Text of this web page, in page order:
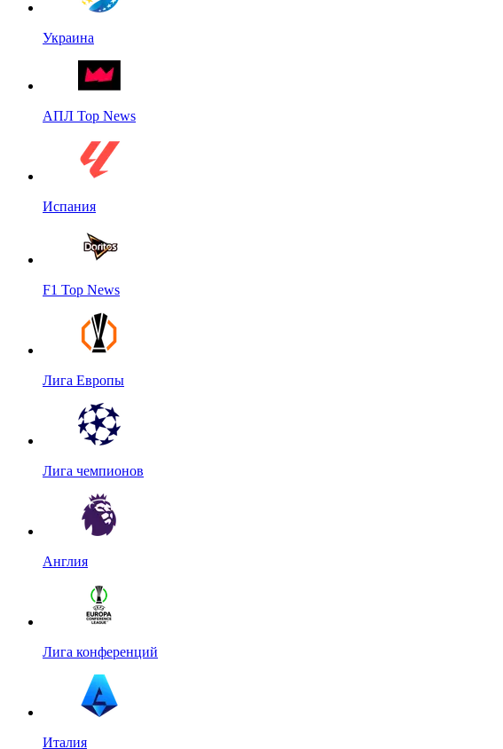
Украина
АПЛ Top News
Испания
F1 Top News
Лига Европы
Лига чемпионов
Англия
Лига конференций
Италия